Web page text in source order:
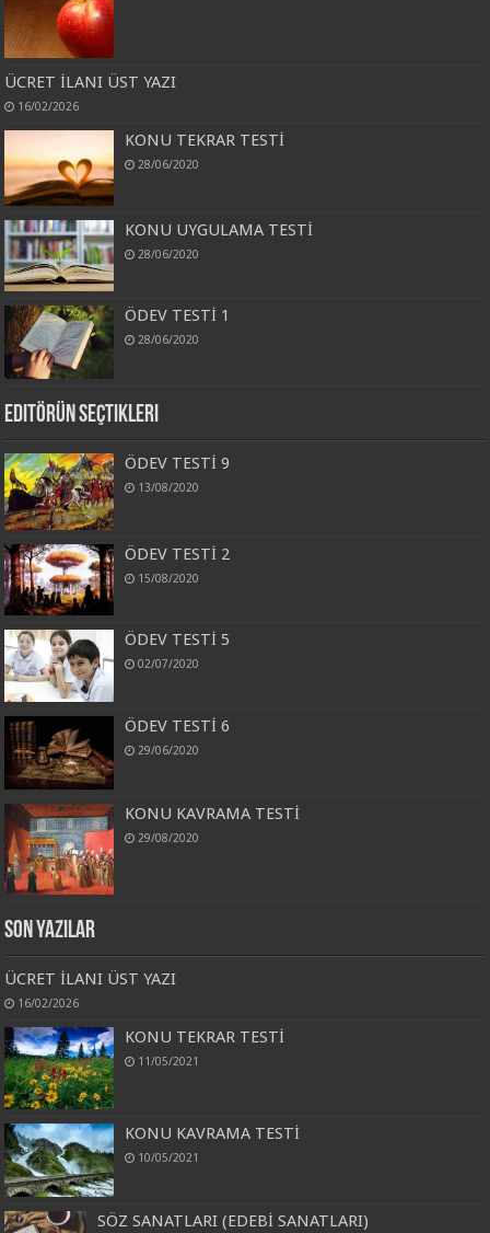
ÜCRET İLANI ÜST YAZI
16/02/2026
KONU TEKRAR TESTİ
28/06/2020
KONU UYGULAMA TESTİ
28/06/2020
ÖDEV TESTİ 1
28/06/2020
Editörün Seçtikleri
ÖDEV TESTİ 9
13/08/2020
ÖDEV TESTİ 2
15/08/2020
ÖDEV TESTİ 5
02/07/2020
ÖDEV TESTİ 6
29/06/2020
KONU KAVRAMA TESTİ
29/08/2020
Son Yazılar
ÜCRET İLANI ÜST YAZI
16/02/2026
KONU TEKRAR TESTİ
11/05/2021
KONU KAVRAMA TESTİ
10/05/2021
SÖZ SANATLARI (EDEBİ SANATLARI)